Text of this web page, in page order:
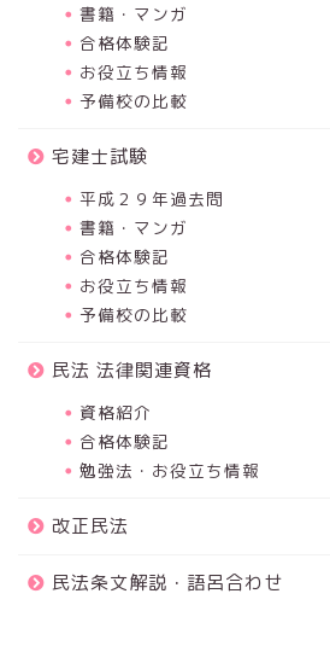
書籍・マンガ
合格体験記
お役立ち情報
予備校の比較
宅建士試験
平成２９年過去問
書籍・マンガ
合格体験記
お役立ち情報
予備校の比較
民法 法律関連資格
資格紹介
合格体験記
勉強法・お役立ち情報
改正民法
民法条文解説・語呂合わせ